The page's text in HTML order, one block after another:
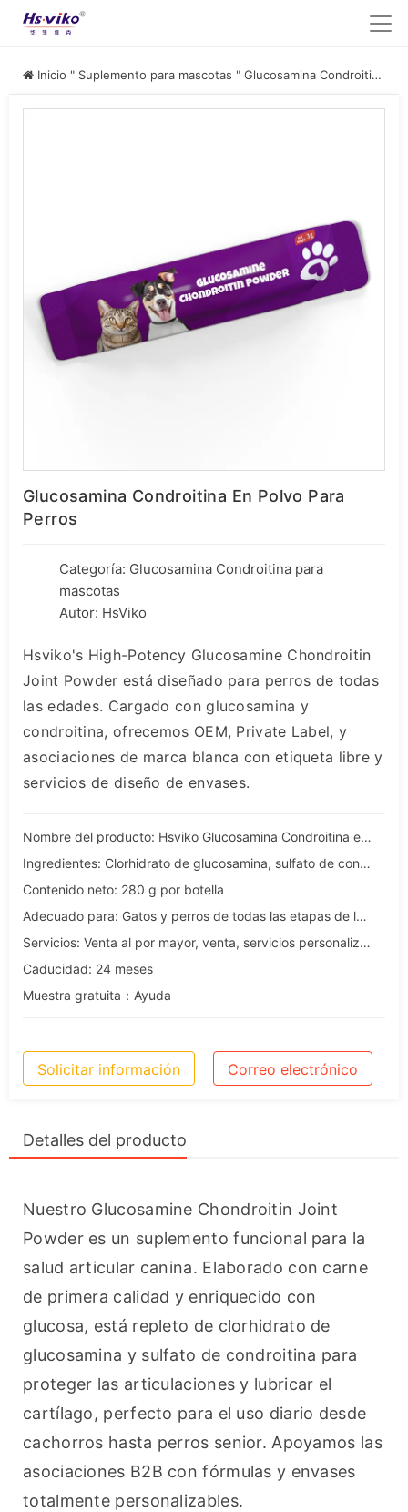
Inicio " Suplemento para mascotas " Glucosamina Condroitina para mascotas
Glucosamina Condroitina En Polvo Para
Perros
Categoría: Glucosamina Condroitina para
mascotas
Autor: HsViko
Hsviko's High-Potency Glucosamine Chondroitin
Joint Powder está diseñado para perros de todas
las edades. Cargado con glucosamina y
condroitina, ofrecemos OEM, Private Label, y
asociaciones de marca blanca con etiqueta libre y
servicios de diseño de envases.
Nombre del producto: Hsviko Glucosamina Condroitina en polvo para perros
Ingredientes: Clorhidrato de glucosamina, sulfato de condroitina, hierro, zinc, manganeso y otros oligoelementos.
Contenido neto: 280 g por botella
Adecuado para: Gatos y perros de todas las etapas de la vida
Servicios: Venta al por mayor, venta, servicios personalizados, OEM y ODM.
Caducidad: 24 meses
Muestra gratuita：Ayuda
Solicitar información Correo electrónico
Detalles del producto
Nuestro Glucosamine Chondroitin Joint
Powder es un suplemento funcional para la
salud articular canina. Elaborado con carne
de primera calidad y enriquecido con
glucosa, está repleto de clorhidrato de
glucosamina y sulfato de condroitina para
proteger las articulaciones y lubricar el
cartílago, perfecto para el uso diario desde
cachorros hasta perros senior. Apoyamos las
asociaciones B2B con fórmulas y envases
totalmente personalizables.